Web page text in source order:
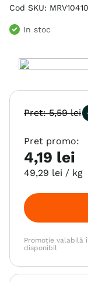
hypoallergenic
6.
hrana uscata
7. brit
10 . hills
Cod SKU:
In stoc
Pret:5,59 lei
Pret promo:
4,19 lei
49,29 lei / kg
Promoție valabilă
disponibil